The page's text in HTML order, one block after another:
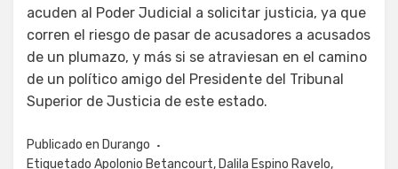
acuden al Poder Judicial a solicitar justicia, ya que
corren el riesgo de pasar de acusadores a acusados
de un plumazo, y más si se atraviesan en el camino
de un político amigo del Presidente del Tribunal
Superior de Justicia de este estado.
Publicado en Durango
Etiquetado Apolonio Betancourt, Dalila Espino Ravelo,